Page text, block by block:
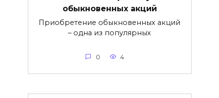
обыкновенных акций
Приобретение обыкновенных акций
– одна из популярных
0 4